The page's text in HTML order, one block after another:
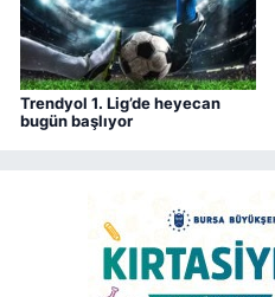
Trendyol 1. Lig’de heyecan
bugün başlıyor